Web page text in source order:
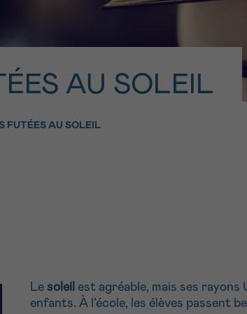
AU SOLEIL
FUTÉES AU SOLEIL
Le soleil
est agréable, mais ses
enfants. À l’école, les élèves passent
lu-ve 9h à 18h
Via
être rappelé.e
PRÉNOM
la Newsletter
11h-13h 13h-16h